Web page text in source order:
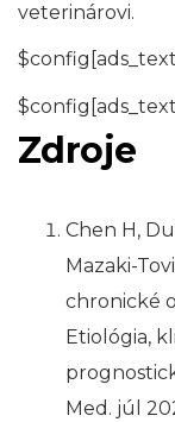
veterinárovi.
Zdroje
Chen H,
Mazaki-
chronické
Etiológia,
Med. júl